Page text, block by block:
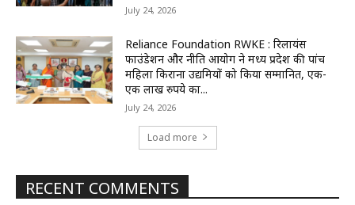
July 24, 2026
Reliance Foundation RWKE : रिलायंस
फाउंडेशन और नीति आयोग ने मध्य प्रदेश की पांच
महिला किराना उद्यमियों को किया सम्मानित, एक-
एक लाख रुपये का...
July 24, 2026
Load more
RECENT COMMENTS